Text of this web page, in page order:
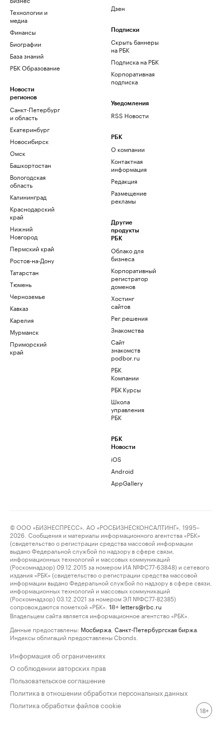
Технологии и
медиа
Финансы
Биографии
База знаний
РБК Образование
Новости
регионов
Санкт-Петербург
и область
Екатеринбург
Новосибирск
Омск
Башкортостан
Вологодская
область
Калининград
Краснодарский
край
Нижний
Новгород
Пермский край
Ростов-на-Дону
Татарстан
Тюмень
Черноземье
Кавказ
Карелия
Мурманск
Приморский
край
Дзен
Подписки
Скрыть баннеры
на РБК
Подписка на РБК
Корпоративная
подписка
Уведомления
RSS Новости
РБК
О компании
Контактная
информация
Редакция
Размещение
рекламы
Другие
продукты
РБК
Облако для
бизнеса
Корпоративный
регистратор
доменов
Хостинг
сайтов
Рег.решения
Знакомства
Сайт
знакомств
podbor.ru
РБК
Компании
РБК Курсы
Школа
управления
РБК
РБК
Новости
iOS
Android
AppGallery
© ООО «БИЗНЕСПРЕСС», АО «РОСБИЗНЕСКОНСАЛТИНГ», 1995–
2026. Сообщения и материалы информационного агентства «РБК»
(свидетельство о регистрации средства массовой информации
выдано Федеральной службой по надзору в сфере связи,
информационных технологий и массовых коммуникаций
(Роскомнадзор) 09.12.2015 за номером ИА №ФС77-63848) и сетевого
издания «РБК» (свидетельство о регистрации средства массовой
информации выдано Федеральной службой по надзору в сфере связи,
информационных технологий и массовых коммуникаций
(Роскомнадзор) 03.12.2021 за номером ЭЛ №ФС77-82385)
сопровождаются пометкой «РБК».
18+ letters@rbc.ru
Владельцем сайта является информационное агентство «РБК».
Данные предоставлены: Мосбиржа Санкт-Петербургская биржа
Индексы облигаций предоставлены Cbonds.
Информация об ограничениях
О соблюдении авторских прав
Пользовательское соглашение
Политика в отношении обработки персональных данных
Политика обработки файлов cookie
18+